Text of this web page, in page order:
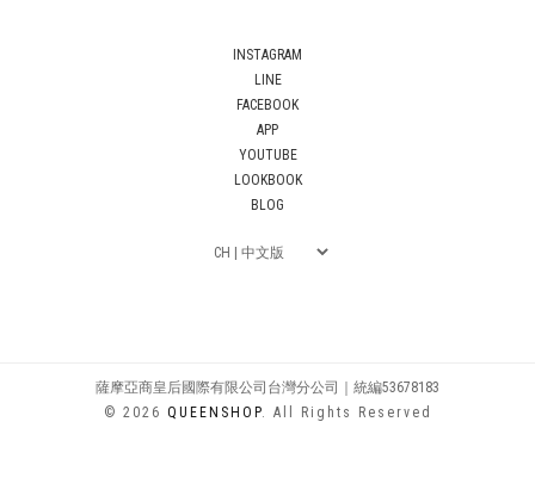
INSTAGRAM
LINE
FACEBOOK
APP
YOUTUBE
LOOKBOOK
BLOG
薩摩亞商皇后國際有限公司台灣分公司｜統編53678183
© 2026 QUEENSHOP. All Rights Reserved